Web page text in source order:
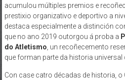
acumulou múltiples premios e
prestixio organizativo e deportivo a
destaca especialmente a distinción
que no ano 2019 outorgou á proba a
do Atletismo, un recoñecemento
que forman parte da historia universal
Con case catro décadas de historia,